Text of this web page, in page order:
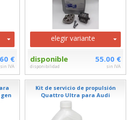
€
sin IVA
elegir variante
disponible
disponibilidad
55.00 €
sin IVA
Kit de servicio de propulsión
Quattro Ultra para Audi